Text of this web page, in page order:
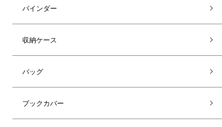
バインダー
収納ケース
バッグ
ブックカバー